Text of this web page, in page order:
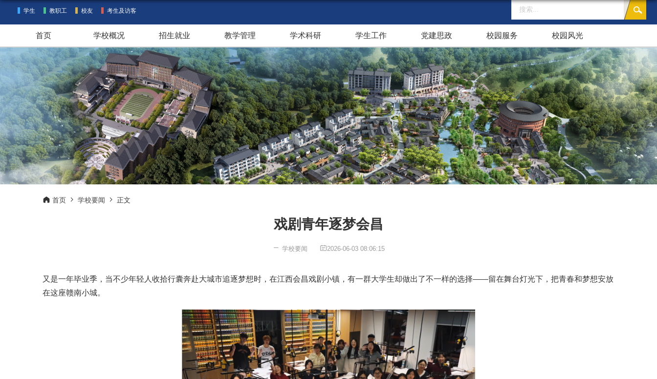
学生 教职工 校友 考生及访客
首页 学校概况 招生就业 教学管理 学术科研 学生工作 党建思政 校园服务 校园风光
首页 学校要闻 正文
戏剧青年逐梦会昌
学校要闻 2026-06-03 08:06:15
又是一年毕业季，当不少年轻人收拾行囊奔赴大城市追逐梦想时，在江西会昌戏剧小镇，有一群大学生却做出了不一样的选择——留在舞台灯光下，把青春和梦想安放
在这座赣南小城。